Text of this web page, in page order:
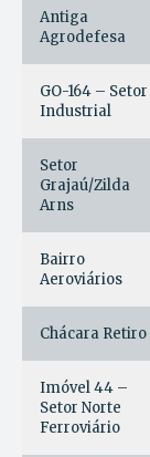
Antiga
Agrodefesa
GO-164 – Setor
Industrial
Setor
Grajaú/Zilda
Arns
Bairro
Aeroviários
Chácara Retiro
Imóvel 44 –
Setor Norte
Ferroviário